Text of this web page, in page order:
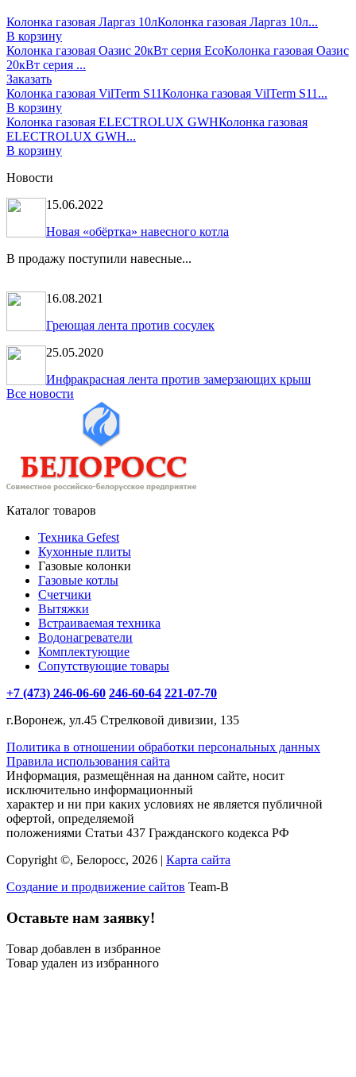
Колонка газовая Ларгаз 10лКолонка газовая Ларгаз 10л...
В корзину
Колонка газовая Оазис 20кВт серия ЕсоКолонка газовая Оазис
20кВт серия ...
Заказать
Колонка газовая VilTerm S11Колонка газовая VilTerm S11...
В корзину
Колонка газовая ELECTROLUX GWHКолонка газовая
ELECTROLUX GWH...
В корзину
Новости
15.06.2022
Новая «обёртка» навесного котла
В продажу поступили навесные...
16.08.2021
Греющая лента против сосулек
25.05.2020
Инфракрасная лента против замерзающих крыш
Все новости
Каталог товаров
Техника Gefest
Кухонные плиты
Газовые колонки
Газовые котлы
Счетчики
Вытяжки
Встраиваемая техника
Водонагреватели
Комплектующие
Сопутствующие товары
+7 (473) 246-06-60 246-60-64 221-07-70
г.Воронеж, ул.45 Стрелковой дивизии, 135
Политика в отношении обработки персональных данных
Правила использования сайта
Информация, размещённая на данном сайте, носит
исключительно информационный
характер и ни при каких условиях не является публичной
офертой, определяемой
положениями Статьи 437 Гражданского кодекса РФ
Copyright ©, Белоросс, 2026 | Карта сайта
Создание и продвижение сайтов Team-B
Оставьте нам заявку!
Товар добавлен в избранное
Товар удален из избранного